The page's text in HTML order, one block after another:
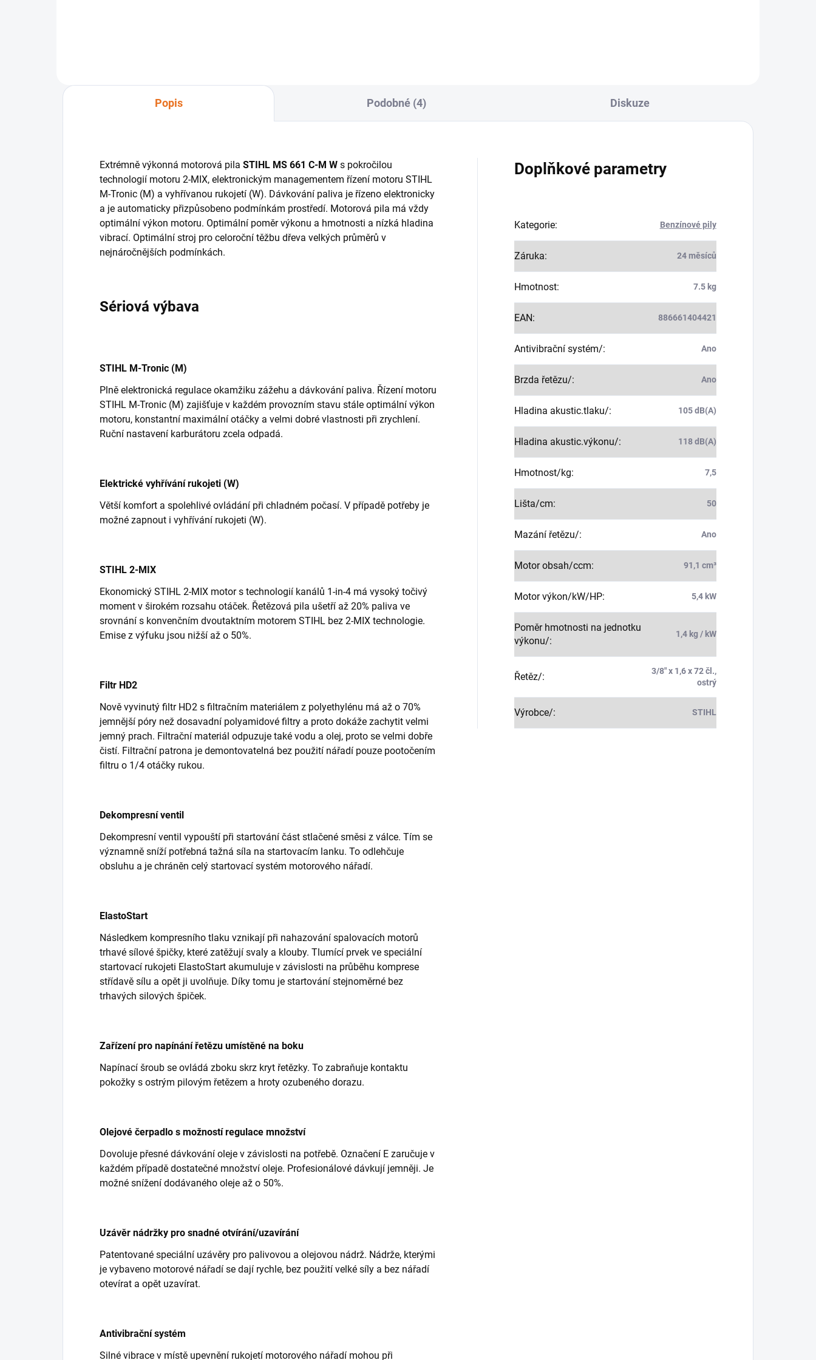
Popis Podobné (4) Diskuze
Extrémně výkonná motorová pila STIHL MS 661 C-M W s pokročilou
technologií motoru 2-MIX, elektronickým managementem řízení motoru STIHL
M-Tronic (M) a vyhřívanou rukojetí (W). Dávkování paliva je řízeno elektronicky
a je automaticky přizpůsobeno podmínkám prostředí. Motorová pila má vždy
optimální výkon motoru. Optimální poměr výkonu a hmotnosti a nízká hladina
vibrací. Optimální stroj pro celoroční těžbu dřeva velkých průměrů v
nejnáročnějších podmínkách.
Sériová výbava
STIHL M-Tronic (M)
Plně elektronická regulace okamžiku zážehu a dávkování paliva. Řízení motoru
STIHL M-Tronic (M) zajišťuje v každém provozním stavu stále optimální výkon
motoru, konstantní maximální otáčky a velmi dobré vlastnosti při zrychlení.
Ruční nastavení karburátoru zcela odpadá.
Elektrické vyhřívání rukojeti (W)
Větší komfort a spolehlivé ovládání při chladném počasí. V případě potřeby je
možné zapnout i vyhřívání rukojeti (W).
STIHL 2-MIX
Ekonomický STIHL 2-MIX motor s technologií kanálů 1-in-4 má vysoký točivý
moment v širokém rozsahu otáček. Řetězová pila ušetří až 20% paliva ve
srovnání s konvenčním dvoutaktním motorem STIHL bez 2-MIX technologie.
Emise z výfuku jsou nižší až o 50%.
Filtr HD2
Nově vyvinutý filtr HD2 s filtračním materiálem z polyethylénu má až o 70%
jemnější póry než dosavadní polyamidové filtry a proto dokáže zachytit velmi
jemný prach. Filtrační materiál odpuzuje také vodu a olej, proto se velmi dobře
čistí. Filtrační patrona je demontovatelná bez použití nářadí pouze pootočením
filtru o 1/4 otáčky rukou.
Dekompresní ventil
Dekompresní ventil vypouští při startování část stlačené směsi z válce. Tím se
významně sníží potřebná tažná síla na startovacím lanku. To odlehčuje
obsluhu a je chráněn celý startovací systém motorového nářadí.
ElastoStart
Následkem kompresního tlaku vznikají při nahazování spalovacích motorů
trhavé sílové špičky, které zatěžují svaly a klouby. Tlumící prvek ve speciální
startovací rukojeti ElastoStart akumuluje v závislosti na průběhu komprese
střídavě sílu a opět ji uvolňuje. Díky tomu je startování stejnoměrné bez
trhavých silových špiček.
Zařízení pro napínání řetězu umístěné na boku
Napínací šroub se ovládá zboku skrz kryt řetězky. To zabraňuje kontaktu
pokožky s ostrým pilovým řetězem a hroty ozubeného dorazu.
Olejové čerpadlo s možností regulace množství
Dovoluje přesné dávkování oleje v závislosti na potřebě. Označení E zaručuje v
každém případě dostatečné množství oleje. Profesionálové dávkují jemněji. Je
možné snížení dodávaného oleje až o 50%.
Uzávěr nádržky pro snadné otvírání/uzavírání
Patentované speciální uzávěry pro palivovou a olejovou nádrž. Nádrže, kterými
je vybaveno motorové nářadí se dají rychle, bez použití velké síly a bez nářadí
otevírat a opět uzavírat.
Antivibrační systém
Silné vibrace v místě upevnění rukojetí motorového nářadí mohou při
Doplňkové parametry
Kategorie: Benzínové pily
Záruka: 24 měsíců
Hmotnost: 7.5 kg
EAN: 886661404421
Antivibrační systém/: Ano
Brzda řetězu/: Ano
Hladina akustic.tlaku/: 105 dB(A)
Hladina akustic.výkonu/: 118 dB(A)
Hmotnost/kg: 7,5
Lišta/cm: 50
Mazání řetězu/: Ano
Motor obsah/ccm: 91,1 cm³
Motor výkon/kW/HP: 5,4 kW
Poměr hmotnosti na jednotku
výkonu/:
1,4 kg / kW
Řetěz/:
3/8" x 1,6 x 72 čl.,
ostrý
Výrobce/: STIHL